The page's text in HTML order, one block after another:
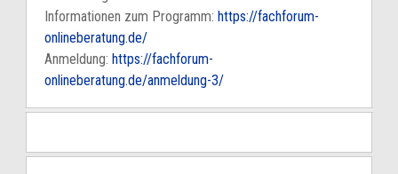
Informationen zum Programm: https://fachforum-
onlineberatung.de/
Anmeldung: https://fachforum-
onlineberatung.de/anmeldung-3/